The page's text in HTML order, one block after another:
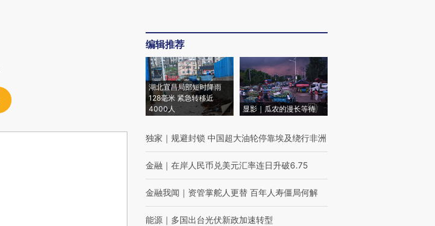
编辑推荐
湖北宜昌局部短时降雨
128毫米 紧急转移近
4000人
显影｜瓜农的漫长等待
独家 ｜ 规避封锁 中国超大油轮停靠埃及绕行非洲
金融 ｜ 在岸人民币兑美元汇率连日升破6.75
金融我闻 ｜ 资管掌舵人更替 百年人寿僵局何解
能源 ｜ 多国出台光伏新政加速转型